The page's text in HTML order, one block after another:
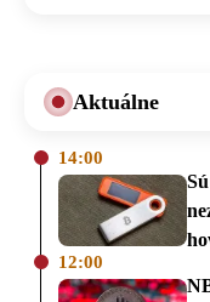
Aktuálne
14:00
12:00